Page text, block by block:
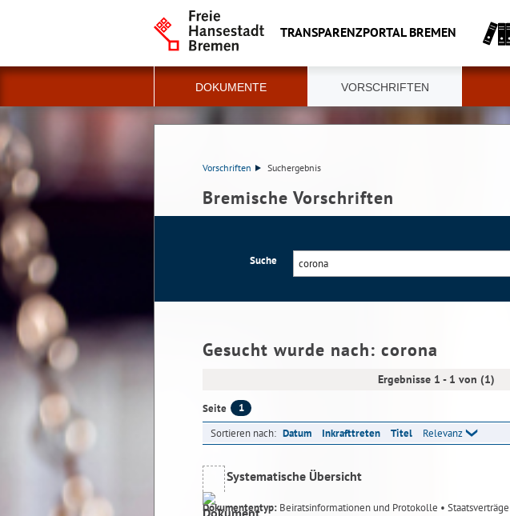
TRANSPARENZPORTAL BREMEN
DOKUMENTE VORSCHRIFTEN
Vorschriften Suchergebnis
Bremische Vorschriften
Suche
Gesucht wurde nach: corona
Ergebnisse 1 - 1 von (1)
Seite 1
Sortieren nach: Datum Inkrafttreten Titel Relevanz
Systematische Übersicht
Dokumententyp: Beiratsinformationen und Protokolle • Staatsverträge